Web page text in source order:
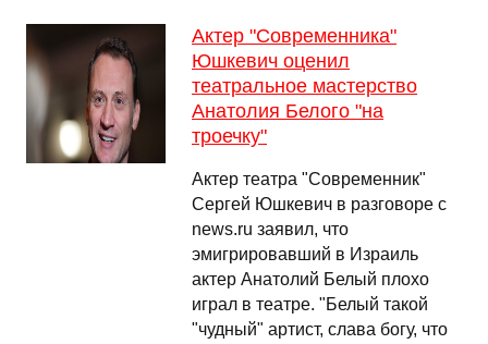
Актер "Современника"
Юшкевич оценил
театральное мастерство
Анатолия Белого "на
троечку"
Актер театра "Современник"
Сергей Юшкевич в разговоре с
news.ru заявил, что
эмигрировавший в Израиль
актер Анатолий Белый плохо
играл в театре. "Белый такой
"чудный" артист, слава богу, что